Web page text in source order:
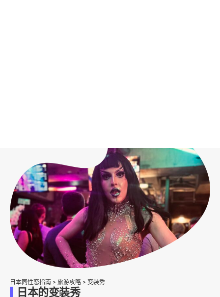
日本同性恋指南 > 旅游攻略 > 变装秀
日本的变装秀